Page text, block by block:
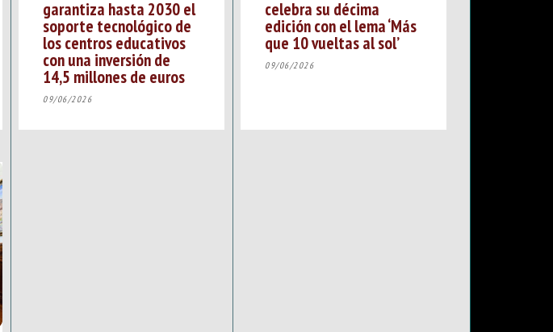
garantiza hasta 2030 el
soporte tecnológico de
los centros educativos
con una inversión de
14,5 millones de euros
09/06/2026
celebra su décima
edición con el lema ‘Más
que 10 vueltas al sol’
09/06/2026